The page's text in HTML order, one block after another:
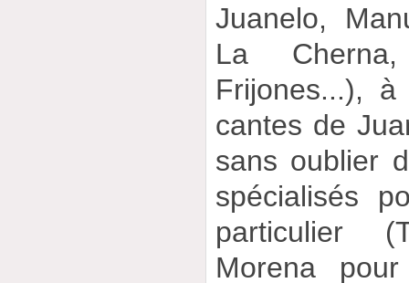
Juanelo,
La
Frijones...),
cantes de
sans oublier
spécialisés
particulier
Morena